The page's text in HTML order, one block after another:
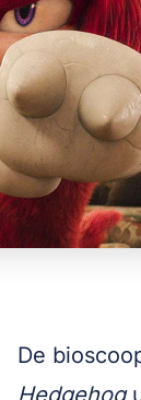
De
Hedgehog